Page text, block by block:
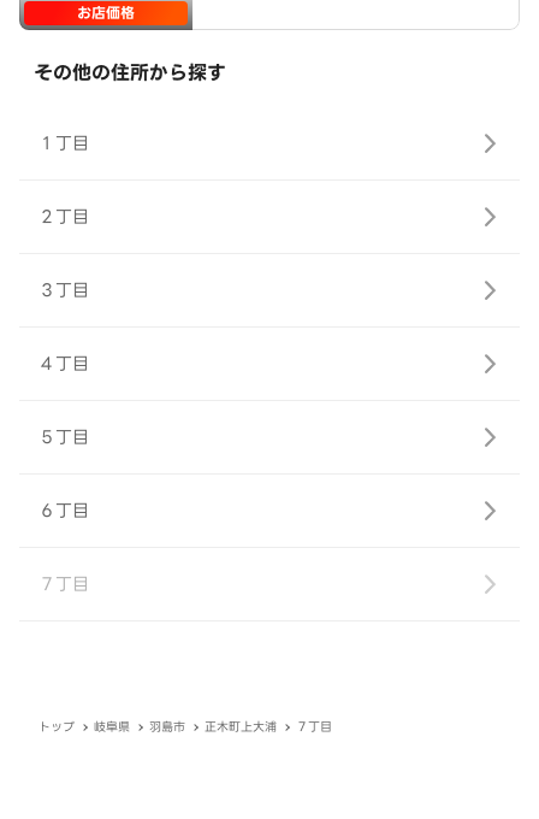
お店価格
その他の住所から探す
１丁目
２丁目
３丁目
４丁目
５丁目
６丁目
７丁目
トップ 岐阜県 羽島市 正木町上大浦 ７丁目